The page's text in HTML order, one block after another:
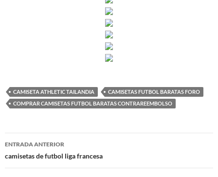
CAMISETA ATHLETIC TAILANDIA
CAMISETAS FUTBOL BARATAS FORO
COMPRAR CAMISETAS FUTBOL BARATAS CONTRAREEMBOLSO
Navegación
de
ENTRADA ANTERIOR
camisetas de futbol liga francesa